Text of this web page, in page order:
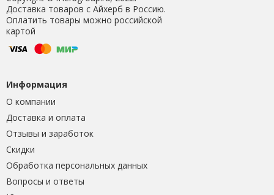
Доставка товаров с Айхерб в Россию.
Оплатить товары можно российской
картой
Информация
О компании
Доставка и оплата
Отзывы и заработок
Скидки
Обработка персональных данных
Вопросы и ответы